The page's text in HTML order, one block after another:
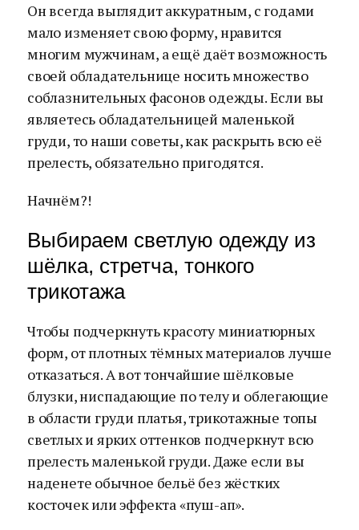
Он всегда выглядит аккуратным, с годами
мало изменяет свою форму, нравится
многим мужчинам, а ещё даёт возможность
своей обладательнице носить множество
соблазнительных фасонов одежды. Если вы
являетесь обладательницей маленькой
груди, то наши советы, как раскрыть всю её
прелесть, обязательно пригодятся.
Начнём?!
Выбираем светлую одежду из
шёлка, стретча, тонкого
трикотажа
Чтобы подчеркнуть красоту миниатюрных
форм, от плотных тёмных материалов лучше
отказаться. А вот тончайшие шёлковые
блузки, ниспадающие по телу и облегающие
в области груди платья, трикотажные топы
светлых и ярких оттенков подчеркнут всю
прелесть маленькой груди. Даже если вы
наденете обычное бельё без жёстких
косточек или эффекта «пуш-ап».